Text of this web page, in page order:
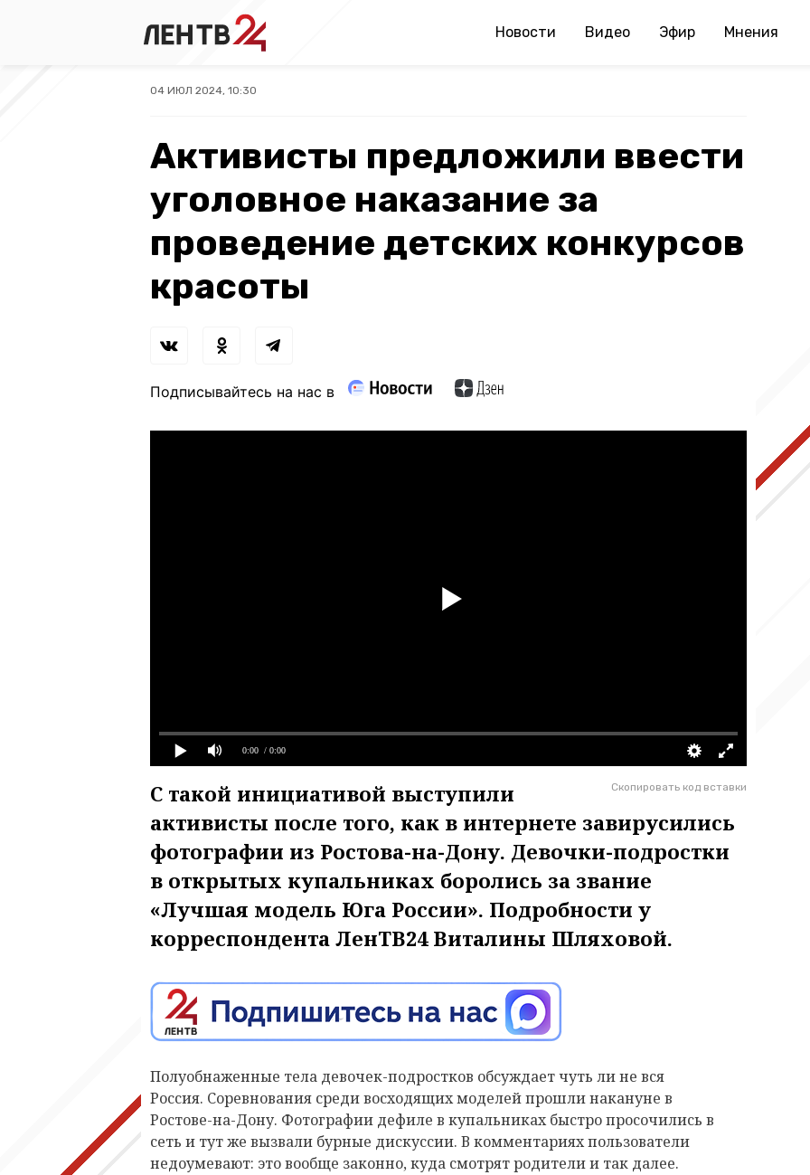
Новости Видео Эфир Мнения
04 ИЮЛ 2024, 10:30
Активисты предложили ввести
уголовное наказание за
проведение детских конкурсов
красоты
Подписывайтесь на нас в
0:00 / 0:00
Скопировать код вставки
С такой инициативой выступили
активисты после того, как в интернете завирусились
фотографии из Ростова-на-Дону. Девочки-подростки
в открытых купальниках боролись за звание
«Лучшая модель Юга России». Подробности у
корреспондента ЛенТВ24 Виталины Шляховой.
Полуобнаженные тела девочек-подростков обсуждает чуть ли не вся
Россия. Соревнования среди восходящих моделей прошли накануне в
Ростове-на-Дону. Фотографии дефиле в купальниках быстро просочились в
сеть и тут же вызвали бурные дискуссии. В комментариях пользователи
недоумевают: это вообще законно, куда смотрят родители и так далее.